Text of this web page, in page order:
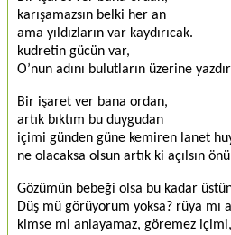
karışamazsın belki her an
ama yıldızların var kaydırıcak.
kudretin gücün var,
O’nun adını bulutların üzerine
Bir işaret ver bana ordan,
artık bıktım bu duygudan
içimi günden güne kemiren lanet
ne olacaksa olsun artık ki açılsın
Gözümün bebeği olsa bu kadar
Düş mü görüyorum yoksa? rüya mı
kimse mi anlayamaz, göremez içimi,